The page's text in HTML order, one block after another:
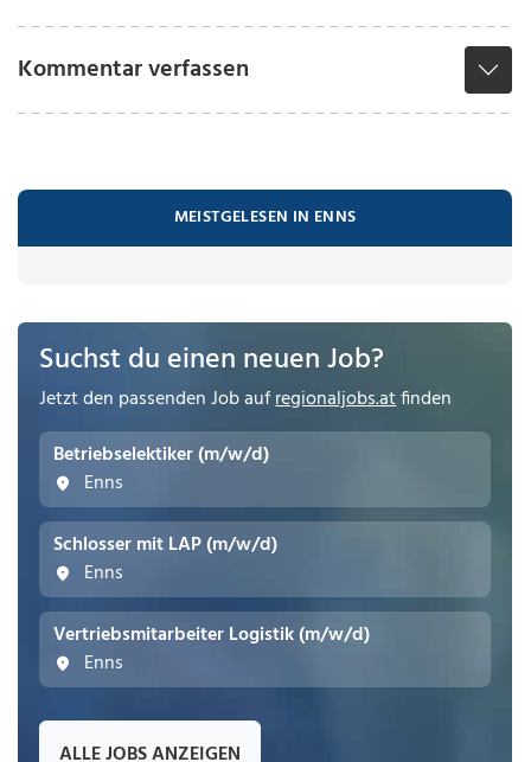
Kommentar verfassen
MEISTGELESEN IN ENNS
Suchst du einen neuen Job?
Jetzt den passenden Job aufregionaljobs.atfinden
Betriebselektiker (m/w/d)
Enns
Schlosser mit LAP (m/w/d)
Enns
Vertriebsmitarbeiter Logistik (m/w/d)
Enns
ALLE JOBS ANZEIGEN